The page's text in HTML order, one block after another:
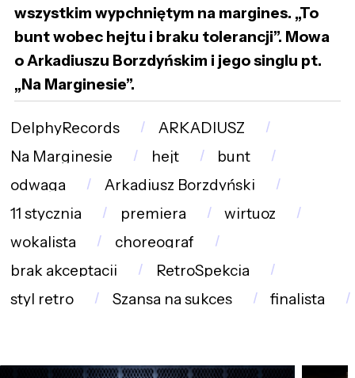
wszystkim wypchniętym na margines. „To
bunt wobec hejtu i braku tolerancji”. Mowa
o Arkadiuszu Borzdyńskim i jego singlu pt.
„Na Marginesie”.
DelphyRecords
ARKADIUSZ
Na Marginesie
hejt
bunt
odwaga
Arkadiusz Borzdyński
11 stycznia
premiera
wirtuoz
wokalista
choreograf
brak akceptacji
RetroSpekcja
styl retro
Szansa na sukces finalista